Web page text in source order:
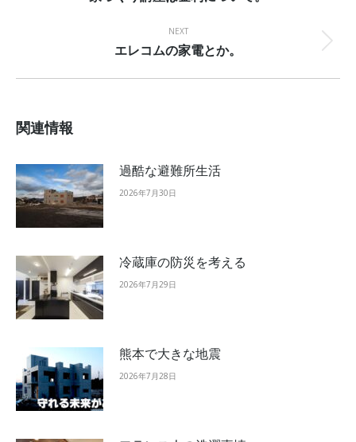
NEXT
Next
エレコムの家電とか。
関連情報
過酷な避難所生活
2026年7月30日
冷蔵庫の防災を考える
2026年7月29日
熊本で大きな地震
2026年7月28日